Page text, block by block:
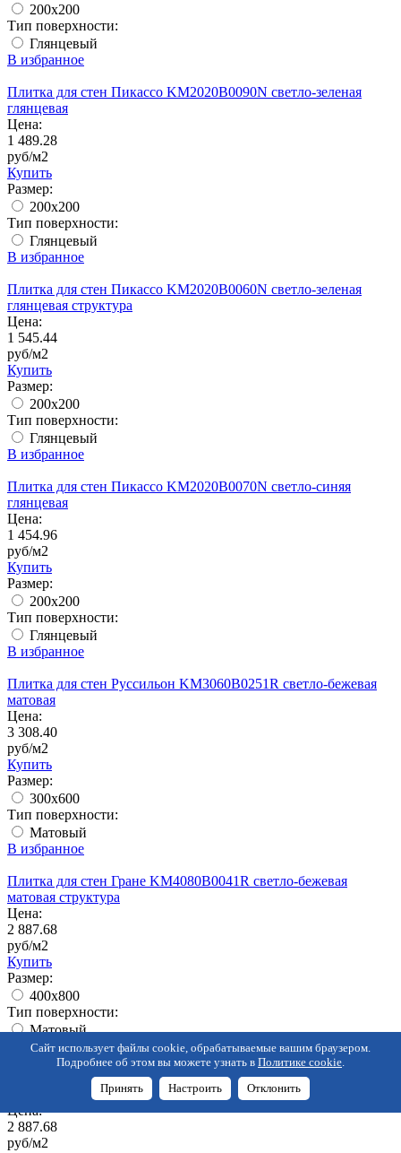
200x200
Тип поверхности:
Глянцевый
В избранное
Плитка для стен Пикассо KM2020B0090N светло-зеленая
глянцевая
Цена:
1 489.28
руб/м2
Купить
Размер:
200x200
Тип поверхности:
Глянцевый
В избранное
Плитка для стен Пикассо KM2020B0060N светло-зеленая
глянцевая структура
Цена:
1 545.44
руб/м2
Купить
Размер:
200x200
Тип поверхности:
Глянцевый
В избранное
Плитка для стен Пикассо KM2020B0070N светло-синяя
глянцевая
Цена:
1 454.96
руб/м2
Купить
Размер:
200x200
Тип поверхности:
Глянцевый
В избранное
Плитка для стен Руссильон KM3060B0251R светло-бежевая
матовая
Цена:
3 308.40
руб/м2
Купить
Размер:
300x600
Тип поверхности:
Матовый
В избранное
Плитка для стен Гране KM4080B0041R светло-бежевая
матовая структура
Цена:
2 887.68
руб/м2
Купить
Размер:
400х800
Тип поверхности:
Матовый
В избранное
Плитка для стен Гране KM4080B0031R светло-зеленая
матовая структура
Цена:
2 887.68
руб/м2
Сайт использует файлы cookie, обрабатываемые вашим браузером.
Подробнее об этом вы можете узнать в Политике cookie.
Принять Настроить Отклонить